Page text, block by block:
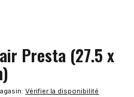
Presta (27.5 x
:Vérifier la disponibilité